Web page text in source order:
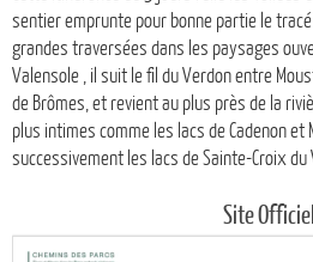
sentier emprunte pour bonne partie le tracé
grandes traversées dans les paysages
Valensole , il suit le fil du Verdon entre
de Brômes, et revient au plus près de la
plus intimes comme les lacs de Cadenon
successivement les lacs de Sainte-Croix du
Site Officiel